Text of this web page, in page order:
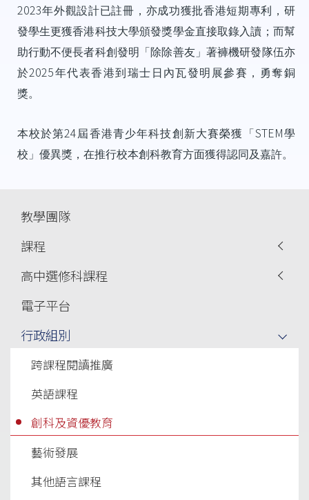
2023年外觀設計已註冊，亦成功獲批香港短期專利，研
發學生更獲香港科技大學頒發獎學金直接取錄入讀；而幫
助行動不便長者科創發明「除除善友」著褲機研發隊伍亦
於2025年代表香港到瑞士日內瓦發明展參賽，勇奪銅
獎。
本校於第24 屆香港青少年科技創新大賽榮獲「 STEM學
校」優異獎，在推行校本創科教育方面獲得認同及嘉許。
navigation
教學團隊
課程
高中選修科課程
電子平台
行政組別
跨課程閱讀推廣
英語課程
創科及資優教育
藝術發展
其他語言課程